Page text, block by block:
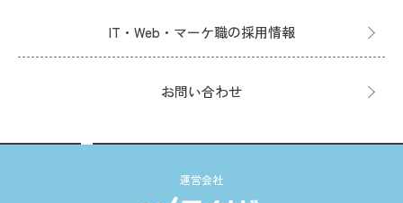
IT・Web・マーケ職の採用情報
お問い合わせ
運営会社